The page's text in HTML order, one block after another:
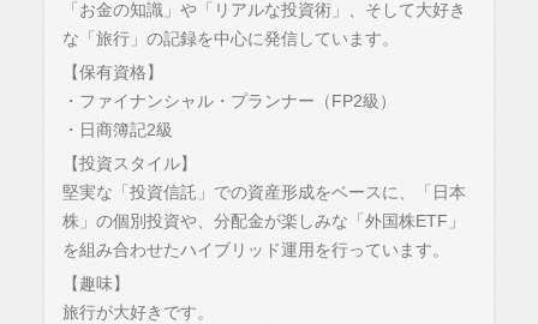
「お金の知識」や「リアルな投資術」、そして大好き
な「旅行」の記録を中心に発信しています。
【保有資格】
・ファイナンシャル・プランナー（FP2級）
・日商簿記2級
【投資スタイル】
堅実な「投資信託」での資産形成をベースに、「日本
株」の個別投資や、分配金が楽しみな「外国株ETF」
を組み合わせたハイブリッド運用を行っています。
【趣味】
旅行が大好きです。